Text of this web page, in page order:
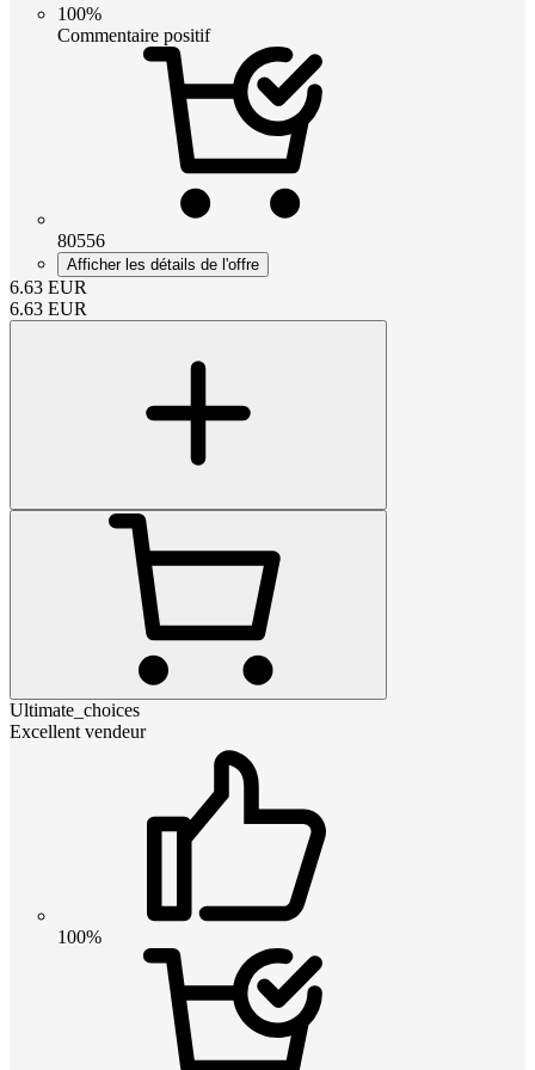
100%
Commentaire positif
80556
Afficher les détails de l'offre
6.63 EUR
6.63 EUR
Ultimate_choices
Excellent vendeur
100%